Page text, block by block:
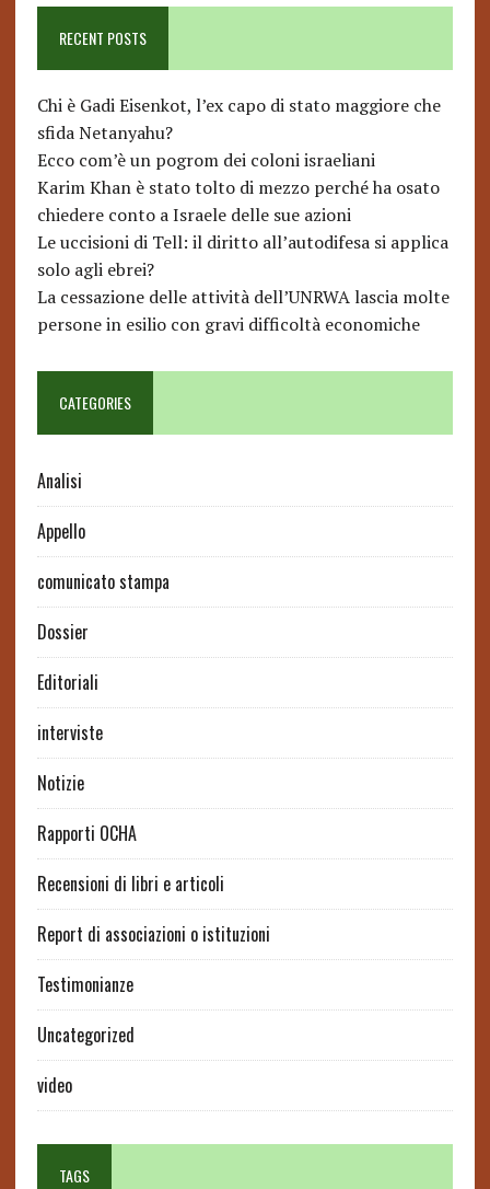
RECENT POSTS
Chi è Gadi Eisenkot, l’ex capo di stato maggiore che
sfida Netanyahu?
Ecco com’è un pogrom dei coloni israeliani
Karim Khan è stato tolto di mezzo perché ha osato
chiedere conto a Israele delle sue azioni
Le uccisioni di Tell: il diritto all’autodifesa si applica
solo agli ebrei?
La cessazione delle attività dell’UNRWA lascia molte
persone in esilio con gravi difficoltà economiche
CATEGORIES
Analisi
Appello
comunicato stampa
Dossier
Editoriali
interviste
Notizie
Rapporti OCHA
Recensioni di libri e articoli
Report di associazioni o istituzioni
Testimonianze
Uncategorized
video
TAGS